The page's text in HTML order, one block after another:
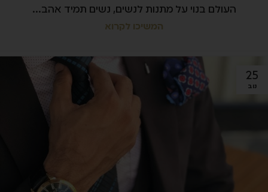
העולם בנוי על מתנות לנשים, נשים תמיד אהב...
המשיכו לקרוא
25
נוב